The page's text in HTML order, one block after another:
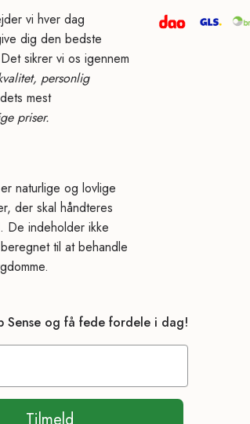
vi hver dag
dig den bedste
sikrer vi os igennem
personlig
mest
priser.
naturlige og lovlige
der skal håndteres
De indeholder ikke
til at behandle
Sense og få fede fordele i dag!